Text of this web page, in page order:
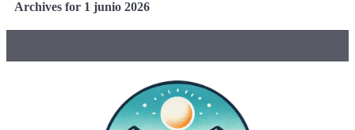
Archives for 1 junio 2026